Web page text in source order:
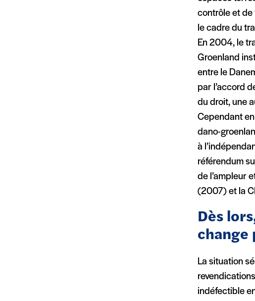
contrôle et de
le cadre du
En 2004, le
Groenland
entre le
par l’accord
du droit, une
Cependant
dano-
à
référendum
de l’ampleur
(2007) et la
Dès
change
La situation
indéfectible